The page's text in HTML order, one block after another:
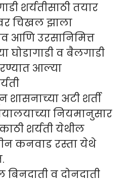
शर्यतीसाठी तयार
चिखल झाला
आणि उरसानिमित्त
व बैलगाडी
आल्या
अटी शर्ती
नियमानुसार
शर्यती येथील
कनवाड रस्ता येथे
बिनदाती व दोनदाती